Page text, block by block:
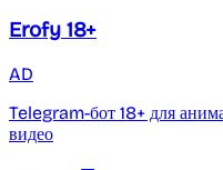
Erofy 18+
AD
Telegram-бот 18+ для
видео